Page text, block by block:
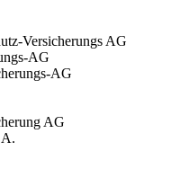
Versicherungs AG
AG
AG
AG